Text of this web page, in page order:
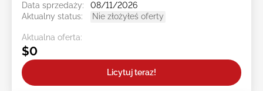
Data sprzedaży:
08/11/2026
Aktualny status:
Nie złożyłeś oferty
Aktualna oferta:
$0
Licytuj teraz!